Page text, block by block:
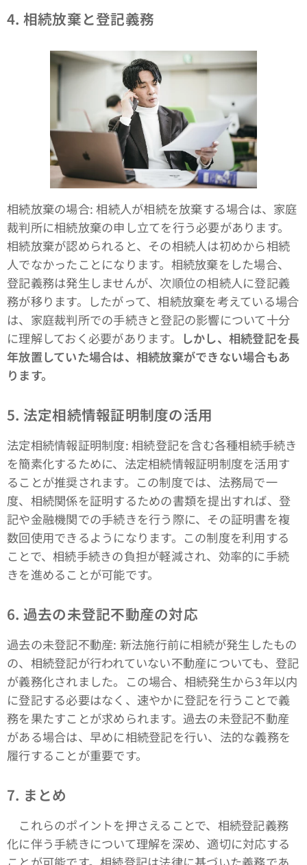
4. 相続放棄と登記義務
相続放棄の場合: 相続人が相続を放棄する場合は、家庭
裁判所に相続放棄の申し立てを行う必要があります。
相続放棄が認められると、その相続人は初めから相続
人でなかったことになります。相続放棄をした場合、
登記義務は発生しませんが、次順位の相続人に登記義
務が移ります。したがって、相続放棄を考えている場合
は、家庭裁判所での手続きと登記の影響について十分
に理解しておく必要があります。 しかし、相続登記を長
年放置していた場合は、相続放棄ができない場合もあ
ります。
5. 法定相続情報証明制度の活用
法定相続情報証明制度: 相続登記を含む各種相続手続き
を簡素化するために、法定相続情報証明制度を活用す
ることが推奨されます。この制度では、法務局で一
度、相続関係を証明するための書類を提出すれば、登
記や金融機関での手続きを行う際に、その証明書を複
数回使用できるようになります。この制度を利用する
ことで、相続手続きの負担が軽減され、効率的に手続
きを進めることが可能です。
6. 過去の未登記不動産の対応
過去の未登記不動産: 新法施行前に相続が発生したもの
の、相続登記が行われていない不動産についても、登記
が義務化されました。この場合、相続発生から3年以内
に登記する必要はなく、速やかに登記を行うことで義
務を果たすことが求められます。過去の未登記不動産
がある場合は、早めに相続登記を行い、法的な義務を
履行することが重要です。
7. まとめ
これらのポイントを押さえることで、相続登記義務
化に伴う手続きについて理解を深め、適切に対応する